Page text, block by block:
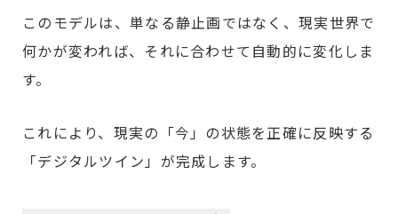
このモデルは、単なる静止画ではなく、現実世界で
何かが変われば、それに合わせて自動的に変化しま
す。
これにより、現実の「今」の状態を正確に反映する
「デジタルツイン」が完成します。